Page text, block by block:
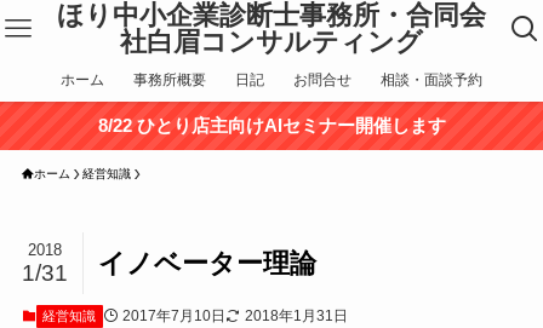
ほり中小企業診断士事務所・合同会
社白眉コンサルティング
ホーム 事務所概要 日記 お問合せ 相談・面談予約
8/22 ひとり店主向けAIセミナー開催します
ホーム 経営知識
イノベーター理論
2018
1/31
経営知識 2017年7月10日 2018年1月31日